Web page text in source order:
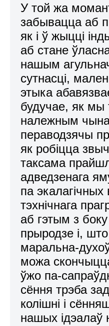
У той жа
забывацца аб
як і ў жыцці
аб стане
нашым
сутнасці,
этыка
будучае, як мы
належным
пераводзячы
як робіцца
таксама
адведзенага
па экалагічных
тэхнічнага
аб гэтым з
прыродзе і,
маральна-
можа
ўжо па-
сёння трэба
колішні і
нашых ідэалаў